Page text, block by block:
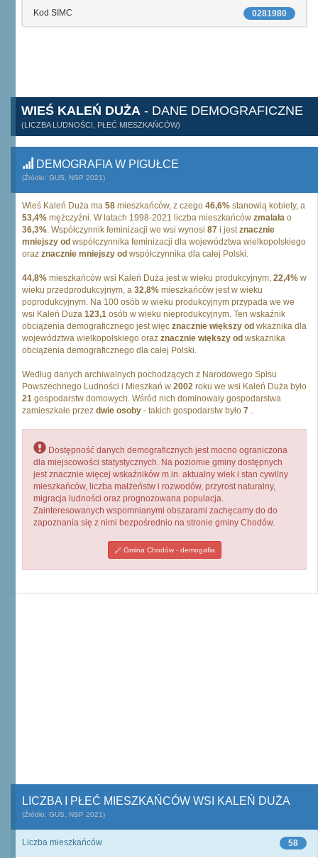
0281980
Kod SIMC
WIEŚ KALEŃ DUŻA - DANE DEMOGRAFICZNE
(LICZBA LUDNOŚCI, PŁEĆ MIESZKAŃCÓW)
DEMOGRAFIA W PIGUŁCE
(Źródło: GUS, NSP 2021)
Wieś Kaleń Duża ma 58 mieszkańców, z czego 46,6% stanowią kobiety, a
53,4% mężczyźni. W latach 1998-2021 liczba mieszkańców zmalała o
36,3%. Współczynnik feminizacji we wsi wynosi 87 i jestznacznie
mniejszy od współczynnika feminizacji dla województwa wielkopolskiego
oraz znacznie mniejszy od współczynnika dla całej Polski.
44,8% mieszkańców wsi Kaleń Duża jest w wieku produkcyjnym, 22,4% w
wieku przedprodukcyjnym, a 32,8% mieszkańców jest w wieku
poprodukcyjnym. Na 100 osób w wieku produkcyjnym przypada we we
wsi Kaleń Duża 123,1 osób w wieku nieprodukcyjnym. Ten wskaźnik
obciążenia demograficznego jest więc znacznie większy od wkażnika dla
województwa wielkopolskiego oraz znacznie większy od wskażnika
obciążenia demograficznego dla całej Polski.
Według danych archiwalnych pochodzących z Narodowego Spisu
Powszechnego Ludności i Mieszkań w 2002 roku we wsi Kaleń Duża było
21 gospodarstw domowych. Wśród nich dominowały gospodarstwa
zamieszkałe przez dwie osoby - takich gospodarstw było 7 .
Dostępność danych demograficznych jest mocno ograniczona
dla miejscowości statystycznych. Na poziomie gminy dostępnych
jest znacznie więcej wskaźników m.in. aktualny wiek i stan cywilny
mieszkańców, liczba małżeństw i rozwodów, przyrost naturalny,
migracja ludności oraz prognozowana populacja.
Zainteresowanych wspomnianymi obszarami zachęcamy do do
zapoznania się z nimi bezpośrednio na stronie gminy Chodów.
Gmina Chodów - demogafia
LICZBA I PŁEĆ MIESZKAŃCÓW WSI KALEŃ DUŻA
(Źródło: GUS, NSP 2021)
58
Liczba mieszkańców